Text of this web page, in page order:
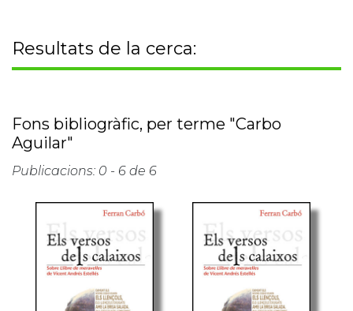
Resultats de la cerca:
Fons bibliogràfic, per terme "Carbo
Aguilar"
Publicacions: 0 - 6 de 6